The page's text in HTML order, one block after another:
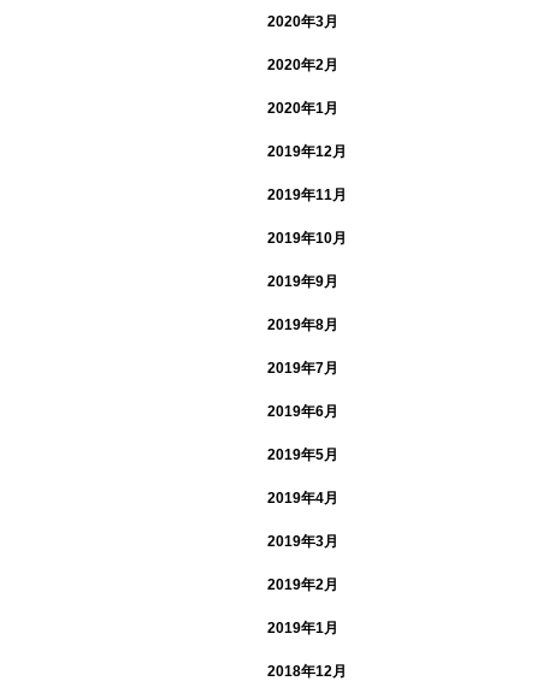
2020年3月
2020年2月
2020年1月
2019年12月
2019年11月
2019年10月
2019年9月
2019年8月
2019年7月
2019年6月
2019年5月
2019年4月
2019年3月
2019年2月
2019年1月
2018年12月